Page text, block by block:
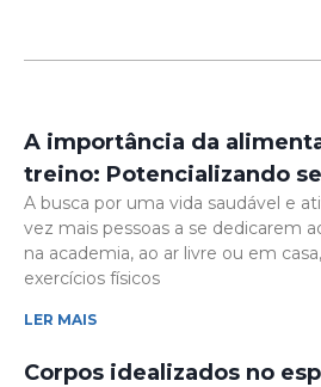
A importância da
treino: Potencializando
A busca por uma vida saudável e
vez mais pessoas a se dedicarem
na academia, ao ar livre ou em
exercícios físicos
LER MAIS
Corpos idealizados no